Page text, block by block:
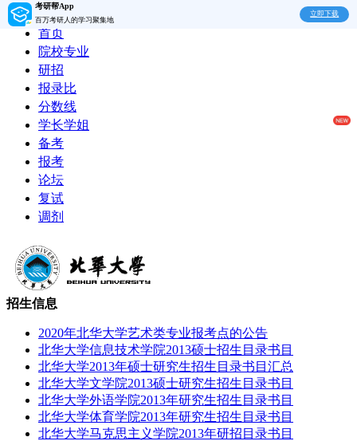
考研帮App
百万考研人的学习聚集地
立即下载
首页
院校专业
研招
报录比
分数线
学长学姐
备考
报考
论坛
复试
调剂
招生信息
2020年北华大学艺术类专业报考点的公告
北华大学信息技术学院2013硕士招生目录书目
北华大学2013年硕士研究生招生目录书目汇总
北华大学文学院2013硕士研究生招生目录书目
北华大学外语学院2013年研究生招生目录书目
北华大学体育学院2013年研究生招生目录书目
北华大学马克思主义学院2013年研招目录书目